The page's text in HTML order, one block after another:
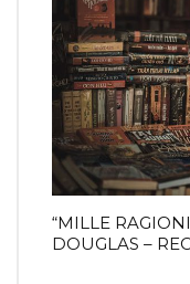
“MILLE
DOUGLAS –